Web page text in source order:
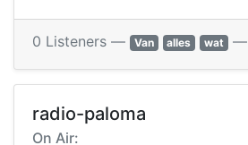
0 Listeners — Van alles wat —
radio-paloma
On Air: